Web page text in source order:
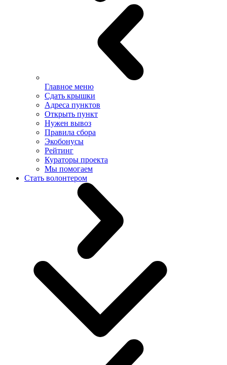
Главное меню
Сдать крышки
Адреса пунктов
Открыть пункт
Нужен вывоз
Правила сбора
Экобонусы
Рейтинг
Кураторы проекта
Мы помогаем
Стать волонтером